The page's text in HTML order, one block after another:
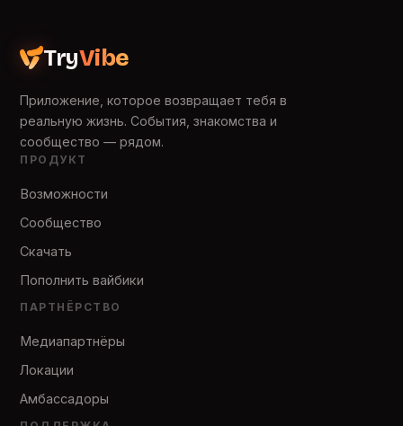
TryVibe
Приложение, которое возвращает тебя в
реальную жизнь. События, знакомства и
сообщество — рядом.
ПРОДУКТ
Возможности
Сообщество
Скачать
Пополнить вайбики
ПАРТНЁРСТВО
Медиапартнёры
Локации
Амбассадоры